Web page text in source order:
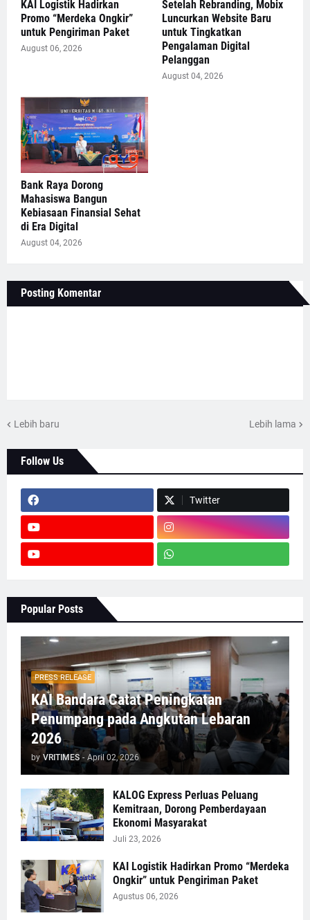
KAI Logistik Hadirkan
Promo “Merdeka Ongkir”
untuk Pengiriman Paket
August 06, 2026
Setelah Rebranding, Mobix
Luncurkan Website Baru
untuk Tingkatkan
Pengalaman Digital
Pelanggan
August 04, 2026
Bank Raya Dorong
Mahasiswa Bangun
Kebiasaan Finansial Sehat
di Era Digital
August 04, 2026
Posting Komentar
Lebih baru Lebih lama
Follow Us
Twitter
Popular Posts
PRESS RELEASE
KAI Bandara Catat Peningkatan
Penumpang pada Angkutan Lebaran
2026
by VRITIMES - April 02, 2026
KALOG Express Perluas Peluang
Kemitraan, Dorong Pemberdayaan
Ekonomi Masyarakat
Juli 23, 2026
KAI Logistik Hadirkan Promo “Merdeka
Ongkir” untuk Pengiriman Paket
Agustus 06, 2026